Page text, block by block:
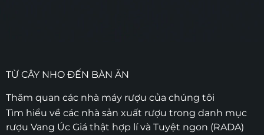
TỪ CÂY NHO ĐẾN BÀN ĂN
Thăm quan các nhà máy rượu của chúng tôi
Tìm hiểu về các nhà sản xuất rượu trong danh mục
rượu Vang Úc Giá thật hợp lí và Tuyệt ngon (RADA)